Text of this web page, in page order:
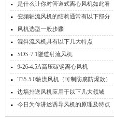
是什么让你对管道式离心风机如此看
好的
变频轴流风机的结构通常有以下部分
组成
风机选型一般步骤
混斜流风机具有以下几大特点
SDS-7.1隧道射流风机
9-26-4.5A高压碳钢离心风机
T35-5.0轴流风机（可制防腐防爆款）
边墙排送风机应用于以下几大领域
今日为你讲述诱导风机的原理及特点